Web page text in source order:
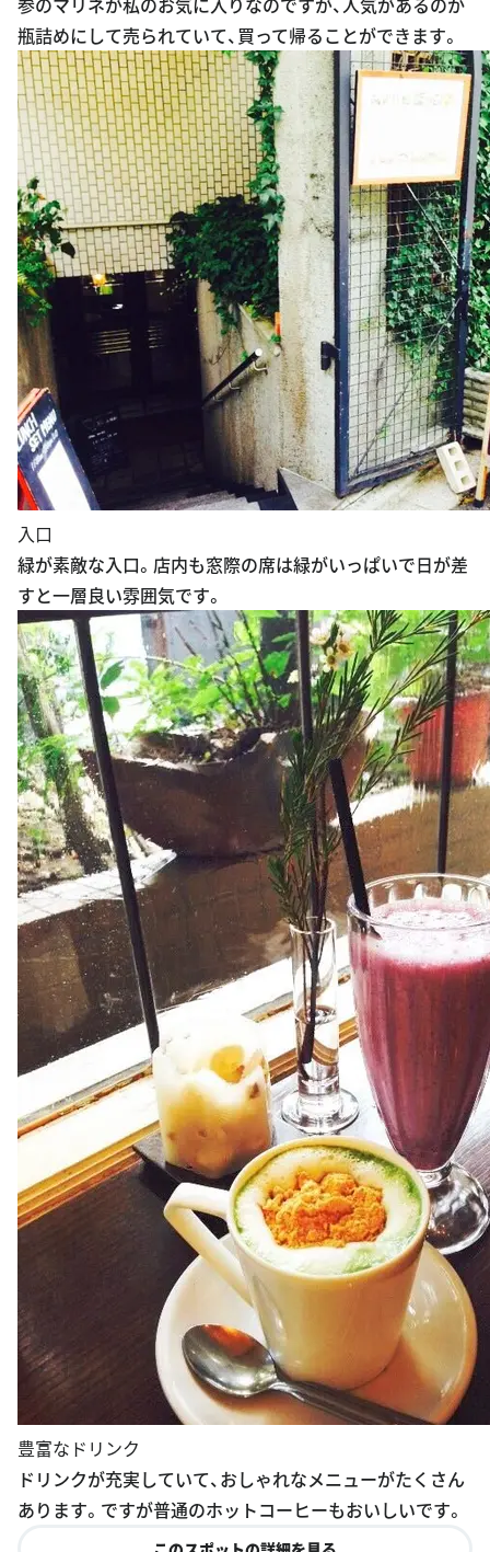
入口
緑が素敵な入口。店内も窓際の席は緑がいっぱいで日が差
すと一層良い雰囲気です。
ドリンクが充実していて、おしゃれなメニューがたくさん
あります。ですが普通のホットコーヒーもおいしいです。
このスポットの詳細を見る